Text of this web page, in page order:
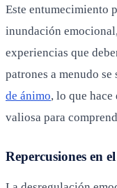
Este entumecimiento
inundación
experiencias que
patrones a menudo se
de ánimo, lo que
valiosa para
Repercusiones en